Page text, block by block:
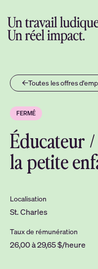
au
contenu
page
d'accueil
Toutes les offres
FERMÉ
Éducateur
la petite
Localisation
St. Charles
Taux de rémunération
26,00 à 29,65 $/heure